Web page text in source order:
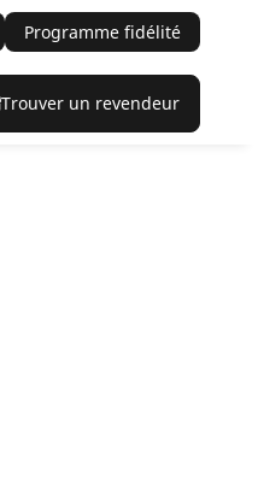
Programme fidélité
Trouver un revendeur